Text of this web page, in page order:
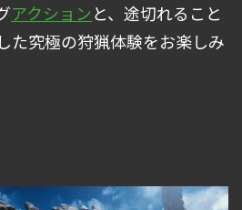
アクションと、途切れること
た究極の狩猟体験をお楽しみ